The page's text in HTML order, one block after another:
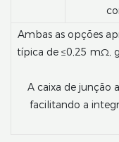
Ambas as opções
típica de ≤0,25 mΩ,
A caixa de junção
facilitando a